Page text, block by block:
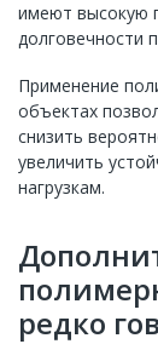
имеют высокую
долговечности
Применение
объектах
снизить
увеличить
нагрузкам.
редко